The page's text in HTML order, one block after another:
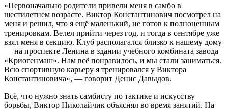
«Первоначально родители привели меня в самбо в
шестилетнем возрасте. Виктор Константинович посмотрел на
меня и решил, что я ещё маленький, не готов к полноценным
тренировкам. Велел прийти через год, и тогда в сентябре уже
взял меня в секцию. Клуб располагался близко к нашему дому
— на проспекте Ленина в здании учебного комбината завода
«Криогенмаш». Нам всё понравилось, и мы стали заниматься.
Всю спортивную карьеру я тренировался у Виктора
Константиновича», — говорит Денис Давыдов.
Всё, что нужно знать самбисту по тактике и искусству
борьбы, Виктор Николайчик объяснял во время занятий. На